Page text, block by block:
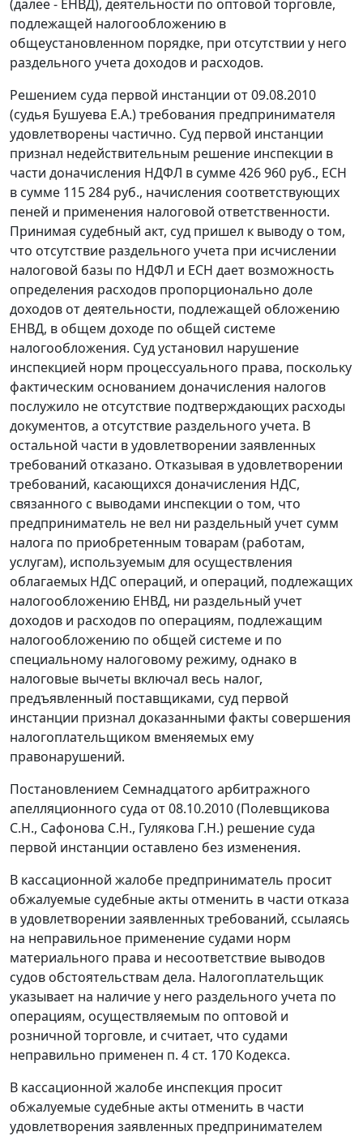
(далее - ЕНВД), деятельности по оптовой торговле,
подлежащей налогообложению в
общеустановленном порядке, при отсутствии у него
раздельного учета доходов и расходов.
Решением суда первой инстанции от 09.08.2010
(судья Бушуева Е.А.) требования предпринимателя
удовлетворены частично. Суд первой инстанции
признал недействительным решение инспекции в
части доначисления НДФЛ в сумме 426 960 руб., ЕСН
в сумме 115 284 руб., начисления соответствующих
пеней и применения налоговой ответственности.
Принимая судебный акт, суд пришел к выводу о том,
что отсутствие раздельного учета при исчислении
налоговой базы по НДФЛ и ЕСН дает возможность
определения расходов пропорционально доле
доходов от деятельности, подлежащей обложению
ЕНВД, в общем доходе по общей системе
налогообложения. Суд установил нарушение
инспекцией норм процессуального права, поскольку
фактическим основанием доначисления налогов
послужило не отсутствие подтверждающих расходы
документов, а отсутствие раздельного учета. В
остальной части в удовлетворении заявленных
требований отказано. Отказывая в удовлетворении
требований, касающихся доначисления НДС,
связанного с выводами инспекции о том, что
предприниматель не вел ни раздельный учет сумм
налога по приобретенным товарам (работам,
услугам), используемым для осуществления
облагаемых НДС операций, и операций, подлежащих
налогообложению ЕНВД, ни раздельный учет
доходов и расходов по операциям, подлежащим
налогообложению по общей системе и по
специальному налоговому режиму, однако в
налоговые вычеты включал весь налог,
предъявленный поставщиками, суд первой
инстанции признал доказанными факты совершения
налогоплательщиком вменяемых ему
правонарушений.
Постановлением Семнадцатого арбитражного
апелляционного суда от 08.10.2010 (Полевщикова
С.Н., Сафонова С.Н., Гулякова Г.Н.) решение суда
первой инстанции оставлено без изменения.
В кассационной жалобе предприниматель просит
обжалуемые судебные акты отменить в части отказа
в удовлетворении заявленных требований, ссылаясь
на неправильное применение судами норм
материального права и несоответствие выводов
судов обстоятельствам дела. Налогоплательщик
указывает на наличие у него раздельного учета по
операциям, осуществляемым по оптовой и
розничной торговле, и считает, что судами
неправильно применен п. 4 ст. 170 Кодекса.
В кассационной жалобе инспекция просит
обжалуемые судебные акты отменить в части
удовлетворения заявленных предпринимателем